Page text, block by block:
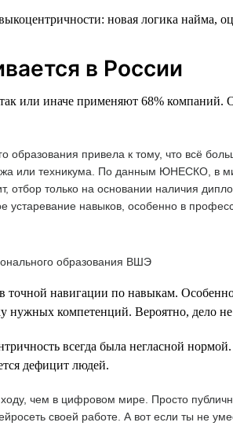
новая логика найма,
в России
или иначе применяют 68%
образования привела к тому, что всё
или техникума. По данным ЮНЕСКО, в
отбор только на основании наличия
устаревание навыков, особенно в
образования ВШЭ
точной навигации по навыкам.
нужных компетенций. Вероятно, дело
всегда была негласной
дефицит людей.
чем в цифровом мире. Просто
своей работе. А вот если ты не